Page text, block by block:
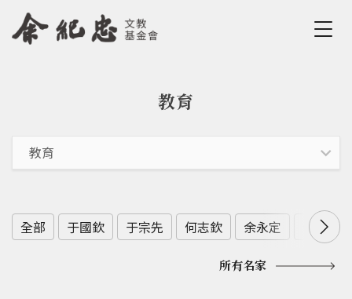
Jump to Navigation
Jump to Main content
教育
全部 于國欽 于宗先 何志欽 余永定 余範英
所有名家